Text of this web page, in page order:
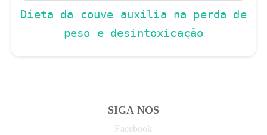
Dieta da couve auxilia na perda de
peso e desintoxicação
SIGA NOS
Facebook